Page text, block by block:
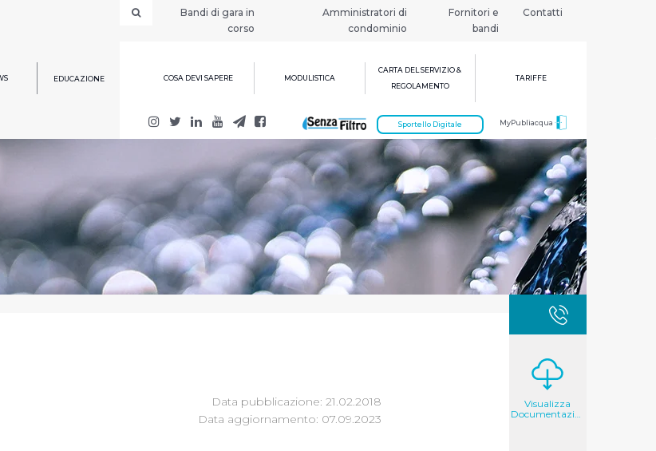
Bandi di gara in
corso
Amministratori di
condominio
Fornitori e
bandi
Contatti
EDUCAZIONE COSA DEVI SAPERE MODULISTICA
CARTA DEL SERVIZIO &
REGOLAMENTO
TARIFFE
MyPubliacqua
Sportello Digitale
Data pubblicazione: 21.02.2018
Data aggiornamento: 07.09.2023
Visualizza
Documentazione